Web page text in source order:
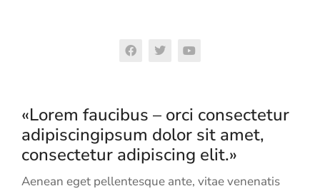
«Lorem faucibus – orci consectetur
adipiscingipsum dolor sit amet,
consectetur adipiscing elit.»
Aenean eget pellentesque ante, vitae venenatis